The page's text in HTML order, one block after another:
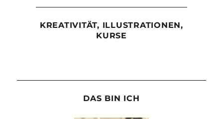
KREATIVITÄT, ILLUSTRATIONEN,
KURSE
DAS BIN ICH